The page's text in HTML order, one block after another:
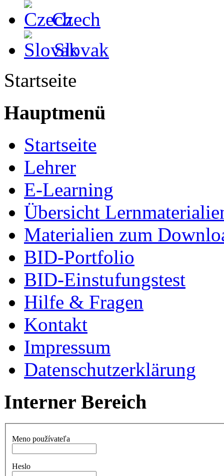
Czech
Slovak
Startseite
Hauptmenü
Startseite
Lehrer
E-Learning
Übersicht
Materialien zum
BID-Portfolio
BID-Einstufungstest
Hilfe & Fragen
Kontakt
Impressum
Datenschutzerklärung
Interner Bereich
Meno používateľa
Heslo